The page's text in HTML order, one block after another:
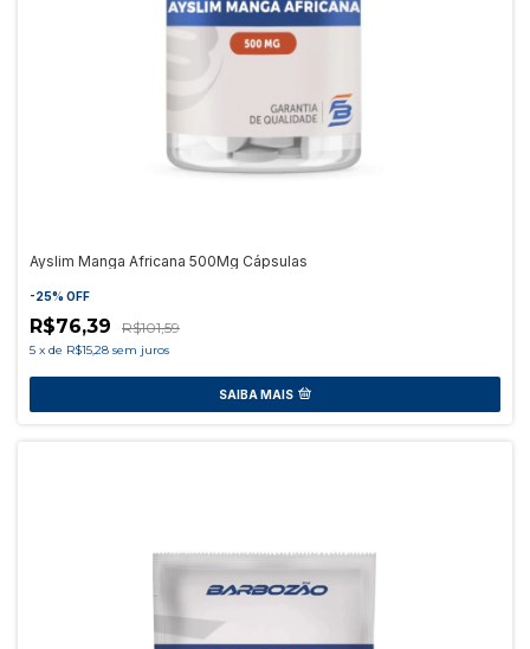
Ayslim Manga Africana 500Mg Cápsulas
-25% OFF
R$76,39 R$101,59
5 x de R$15,28 sem juros
SAIBA MAIS